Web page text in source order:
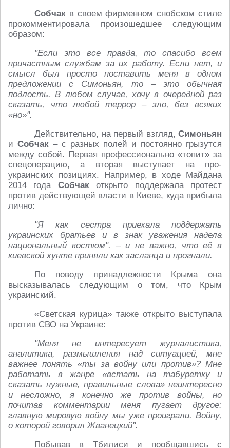
Собчак в своем фирменном снобском стиле
прокомментировала произошедшее следующим
образом:
"Если это все правда, то спасибо всем
причастным службам за их работу. Если нет, и
смысл был просто поставить меня в одном
предложении с Симоньян, то – это обычная
подлость. В любом случае, хочу в очередной раз
сказать, что любой террор – зло, без всяких
«но»".
Действительно, на первый взгляд, Симоньян
и Собчак – с разных полей и постоянно грызутся
между собой. Первая профессионально «топит» за
спецоперацию, а вторая выступает на про-
украинских позициях. Например, в ходе Майдана
2014 года Собчакоткрыто поддержала протест
против действующей власти в Киеве, куда прибыла
лично:
"Я как сестра приехала поддержать
украинских братьев и в знак уважения надела
национальный костюм". – и не важно, что её в
киевской хунте приняли как засланца и прогнали.
По поводу принадлежности Крыма она
высказывалась следующим о том, что Крым
украинский.
«Светская курица» также открыто выступала
против СВО на Украине:
"Меня не интересует журналистика,
аналитика, размышления над ситуацией, мне
важнее понять «ты за войну или против»? Мне
работать в жанре «встать на табуретку и
сказать нужные, правильные слова» неинтересно
и несложно, я конечно же против войны, но
почитав комментарии меня пугает другое:
главную мировую войну мы уже проиграли. Войну,
о которой говорил Жванецкий".
Побывав в Тбилиси и пообщавшись с